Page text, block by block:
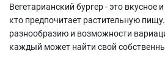
Вегетарианский бургер - это вкусное
кто предпочитает растительную
разнообразию и возможности
каждый может найти свой